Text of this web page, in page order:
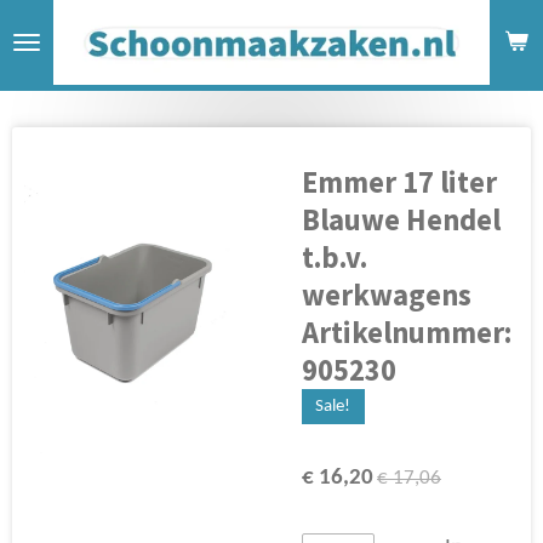
direct
Emmer 17 liter
Blauwe Hendel
t.b.v.
werkwagens
Artikelnummer:
905230
Sale!
€ 16,20€ 17,06